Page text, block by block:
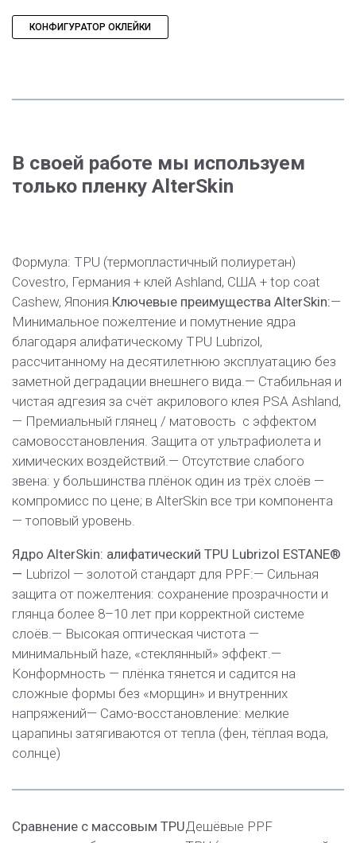
КОНФИГУРАТОР ОКЛЕЙКИ
В своей работе мы используем
только пленку AlterSkin
Формула: TPU (термопластичный полиуретан)
Covestro, Германия + клей Ashland, США + top coat
Cashew, Япония.Ключевые преимущества AlterSkin:—
Минимальное пожелтение и помутнение ядра
благодаря алифатическому TPU Lubrizol,
рассчитанному на десятилетнюю эксплуатацию без
заметной деградации внешнего вида.— Стабильная и
чистая адгезия за счёт акрилового клея PSA Ashland,
— Премиальный глянец / матовость с эффектом
самовосстановления. Защита от ультрафиолета и
химических воздействий.— Отсутствие слабого
звена: у большинства плёнок один из трёх слоёв —
компромисс по цене; в AlterSkin все три компонента
— топовый уровень.
Ядро AlterSkin: алифатический TPU Lubrizol ESTANE®
— Lubrizol — золотой стандарт для PPF:— Сильная
защита от пожелтения: сохранение прозрачности и
глянца более 8–10 лет при корректной системе
слоёв.— Высокая оптическая чистота —
минимальный haze, «стеклянный» эффект.—
Конформность — плёнка тянется и садится на
сложные формы без «морщин» и внутренних
напряжений— Само-восстановление: мелкие
царапины затягиваются от тепла (фен, тёплая вода,
солнце)
Сравнение с массовым TPUДешёвые PPF